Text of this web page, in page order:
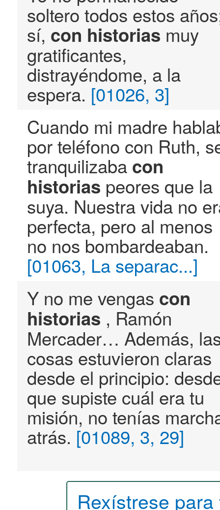
soltero todos estos
sí, con historias muy
gratificantes,
distrayéndome, a la
espera. [01026, 3]
Cuando mi madre
por teléfono con Ruth,
tranquilizaba con
historias peores que la
suya. Nuestra vida no
perfecta, pero al menos
no nos bombardeaban.
[01063, La separac...]
Y no me vengas con
historias , Ramón
Mercader… Además,
cosas estuvieron claras
desde el principio:
que supiste cuál era tu
misión, no tenías
atrás. [01089, 3, 29]
Rexístrese